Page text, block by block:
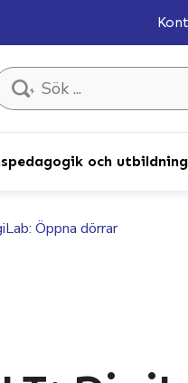
...
och utbildning
Öppna dörrar